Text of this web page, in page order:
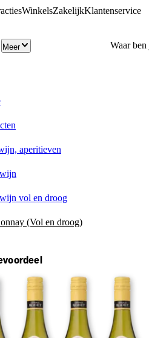
WinkelsZakelijkKlantenservice
Meer
aperitieven
vol en droog
(Vol en droog)
voordeel